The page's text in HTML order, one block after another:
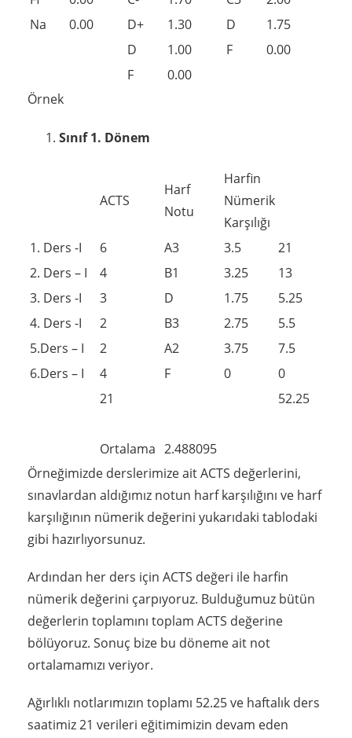
Na
0.00 D+ 1.30 D
1.75
D
1.00 F
0.00
F
0.00
Örnek
Sınıf 1. Dönem
ACTS
Harf
Notu
Harfin
Nümerik
Karşılığı
1. Ders -I
6 A3 3.5
21
2. Ders – I
4 B1 3.25
13
3. Ders -I
3 D 1.75
5.25
4. Ders -I
2 B3 2.75
5.5
5.Ders – I
2 A2 3.75
7.5
6.Ders – I
4 F 0
0
21
52.25
Ortalama 2.488095
Örneğimizde derslerimize ait ACTS değerlerini,
sınavlardan aldığımız notun harf karşılığını ve harf
karşılığının nümerik değerini yukarıdaki tablodaki
gibi hazırlıyorsunuz.
Ardından her ders için ACTS değeri ile harfin
nümerik değerini çarpıyoruz. Bulduğumuz bütün
değerlerin toplamını toplam ACTS değerine
bölüyoruz. Sonuç bize bu döneme ait not
ortalamamızı veriyor.
Ağırlıklı notlarımızın toplamı 52.25 ve haftalık ders
saatimiz 21 verileri eğitimimizin devam eden